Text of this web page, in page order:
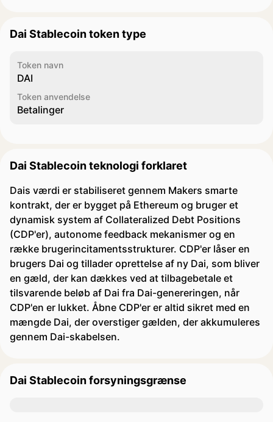
Dai Stablecoin token type
Token navn
DAI
Token anvendelse
Betalinger
Dai Stablecoin teknologi forklaret
Dais værdi er stabiliseret gennem Makers smarte
kontrakt, der er bygget på Ethereum og bruger et
dynamisk system af Collateralized Debt Positions
(CDP'er), autonome feedback mekanismer og en
række brugerincitamentsstrukturer. CDP'er låser en
brugers Dai og tillader oprettelse af ny Dai, som bliver
en gæld, der kan dækkes ved at tilbagebetale et
tilsvarende beløb af Dai fra Dai-genereringen, når
CDP'en er lukket. Åbne CDP'er er altid sikret med en
mængde Dai, der overstiger gælden, der akkumuleres
gennem Dai-skabelsen.
Dai Stablecoin forsyningsgrænse